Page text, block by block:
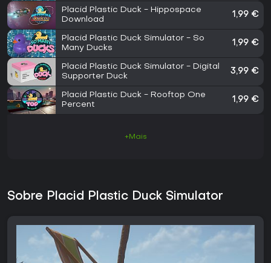
Placid Plastic Duck - Hippospace
Download
1,99 €
Placid Plastic Duck Simulator - So
Many Ducks
1,99 €
Placid Plastic Duck Simulator - Digital
Supporter Duck
3,99 €
Placid Plastic Duck - Rooftop One
Percent
1,99 €
+Mais
Sobre Placid Plastic Duck Simulator